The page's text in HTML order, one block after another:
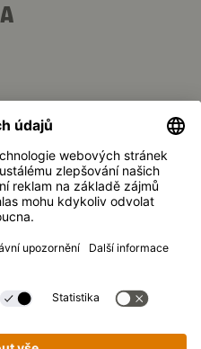
známka společnosti
Japonsko.
Düsseldorf, Německo
(u Zemského soudu v
soukromí